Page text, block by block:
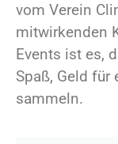
vom Verein
mitwirkenden
Events ist es,
Spaß, Geld für
sammeln.